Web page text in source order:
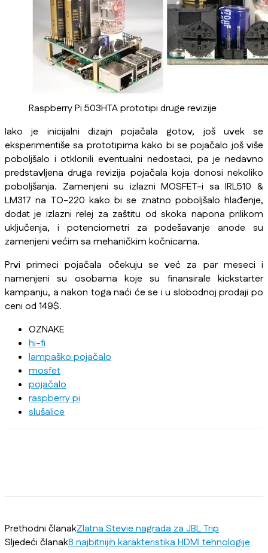
Raspberry Pi 503HTA prototipi druge revizije
Iako je inicijalni dizajn pojačala gotov, još uvek se
eksperimentiše sa prototipima kako bi se pojačalo još više
poboljšalo i otklonili eventualni nedostaci, pa je nedavno
predstavljena druga revizija pojačala koja donosi nekoliko
poboljšanja. Zamenjeni su izlazni MOSFET-i sa IRL510 &
LM317 na TO-220 kako bi se znatno poboljšalo hlađenje,
dodat je izlazni relej za zaštitu od skoka napona prilikom
uključenja, i potenciometri za podešavanje anode su
zamenjeni većim sa mehaničkim kočnicama.
Prvi primeci pojačala očekuju se već za par meseci i
namenjeni su osobama koje su finansirale kickstarter
kampanju, a nakon toga naći će se i u slobodnoj prodaji po
ceni od 149$.
OZNAKE
hi-fi
lampaško pojačalo
mosfet
pojačalo
raspberry pi
slušalice
Prethodni članakZlatna Stevie nagrada za JBL Trip
Sljedeći članak8 najbitnijih karakteristika HDMI tehnologije